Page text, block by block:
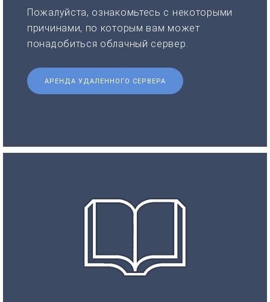
Пожалуйста, ознакомьтесь с некоторыми
причинами, по которым вам может
понадобиться облачный сервер.
АРЕНДА УДАЛЕННОГО СЕРВЕРА